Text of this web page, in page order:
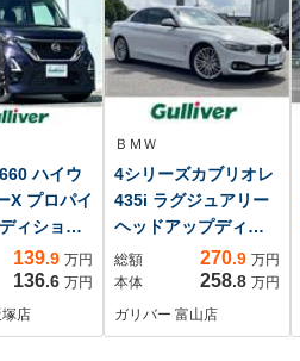
ハイウ
X プロパイ
ィション
正9インチ
パイロッ
クルー
139.9 万円
136.6 万円
店
ＢＭＷ
4シリーズカブリオレ
435i ラグジュアリー
ヘッドアップディス
プレイ サドルブラ
ウンダコタレザーシ
ート レーダークル
総額 270.9 万円
本体
258.8 万円
ガリバー 富山店